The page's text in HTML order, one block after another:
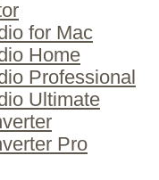
for Mac
Home
Professional
Ultimate
Pro